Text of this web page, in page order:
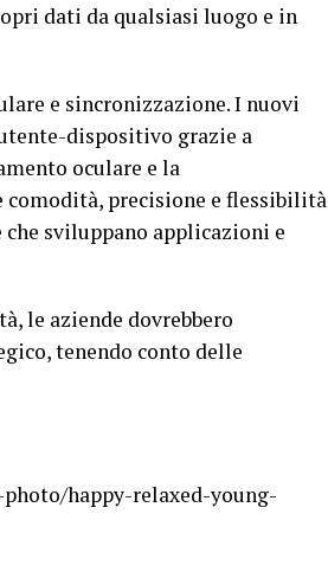
dati da qualsiasi luogo e in
e sincronizzazione. I nuovi
dispositivo grazie a
oculare e la
comodità, precisione e flessibilità
sviluppano applicazioni e
le aziende dovrebbero
tenendo conto delle
happy-relaxed-young-